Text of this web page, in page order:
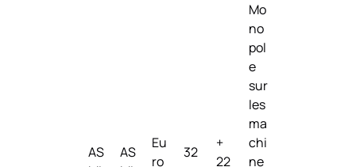
AS
AS
Eu
ro
32
+
22
Mo
no
pol
e
sur
les
ma
chi
ne